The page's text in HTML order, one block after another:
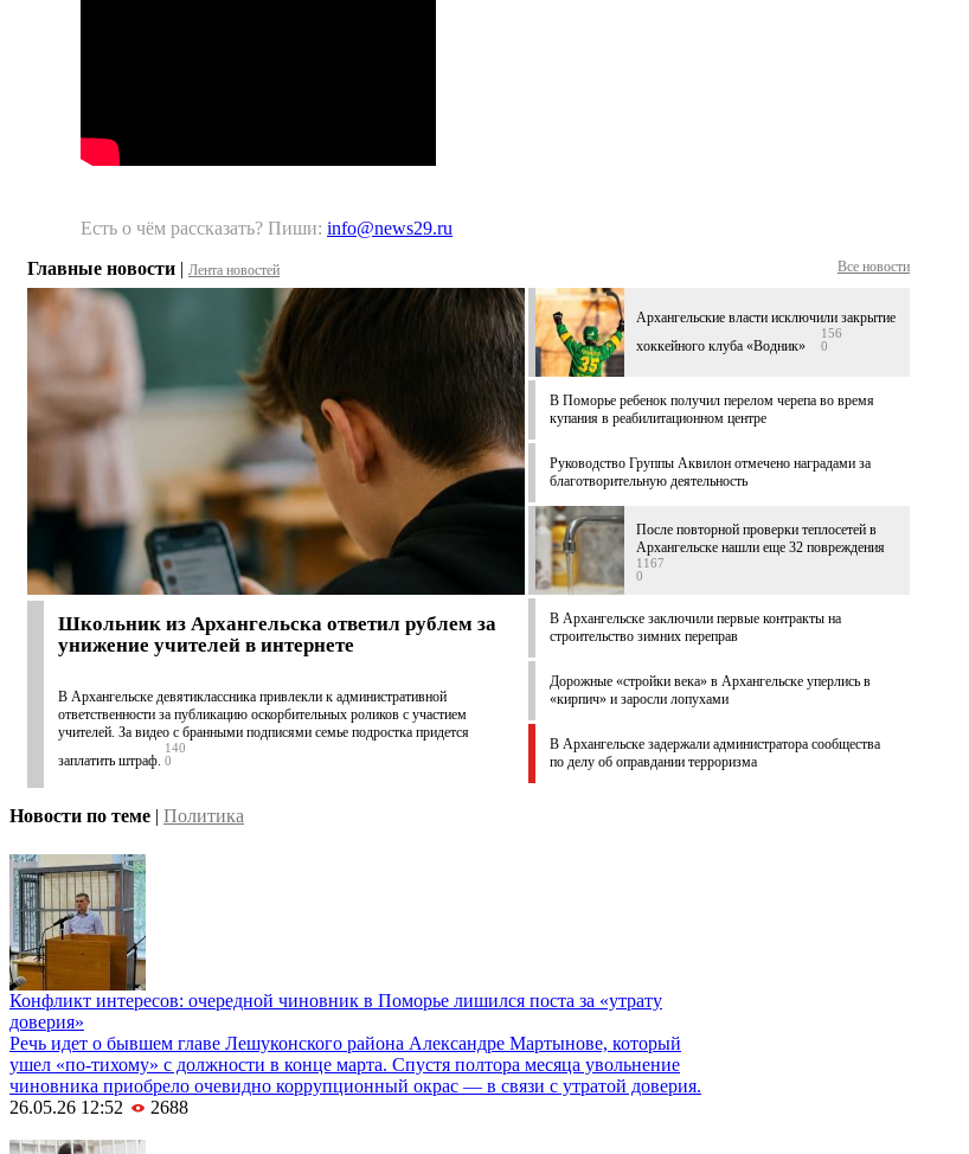
Есть о чём рассказать? Пиши: info@news29.ru
Главные новости | Лента новостей Все новости
Школьник из Архангельска ответил рублем за
унижение учителей в интернете
В Архангельске девятиклассника привлекли к административной
ответственности за публикацию оскорбительных роликов с участием
учителей. За видео с бранными подписями семье подростка придется
заплатить штраф.
140
0
Архангельские власти исключили закрытие
хоккейного клуба «Водник»
156
0
В Поморье ребенок получил перелом черепа во время
купания в реабилитационном центре
Руководство Группы Аквилон отмечено наградами за
благотворительную деятельность
После повторной проверки теплосетей в
Архангельске нашли еще 32 повреждения
1167
0
В Архангельске заключили первые контракты на
строительство зимних переправ
Дорожные «стройки века» в Архангельске уперлись в
«кирпич» и заросли лопухами
В Архангельске задержали администратора сообщества
по делу об оправдании терроризма
Новости по теме | Политика
Конфликт интересов: очередной чиновник в Поморье лишился поста за «утрату
доверия»
Речь идет о бывшем главе Лешуконского района Александре Мартынове, который
ушел «по-тихому» с должности в конце марта. Спустя полтора месяца увольнение
чиновника приобрело очевидно коррупционный окрас — в связи с утратой доверия.
26.05.26 12:52
2688